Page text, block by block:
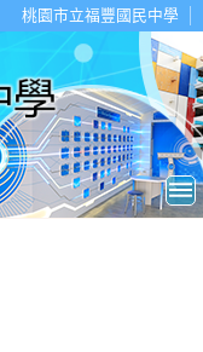
桃園市立福豐國民中學